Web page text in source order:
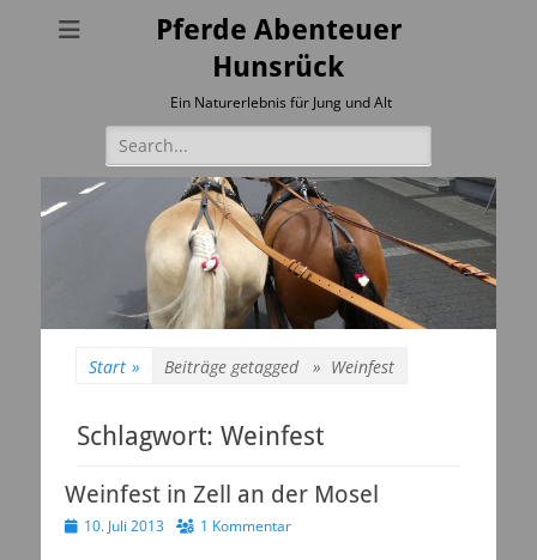
Pferde Abenteuer
Hunsrück
Ein Naturerlebnis für Jung und Alt
Suchen
nach:
Start » Beiträge getagged » Weinfest
Schlagwort: Weinfest
Weinfest in Zell an der Mosel
Veröffentlicht
10. Juli 2013 1 Kommentar